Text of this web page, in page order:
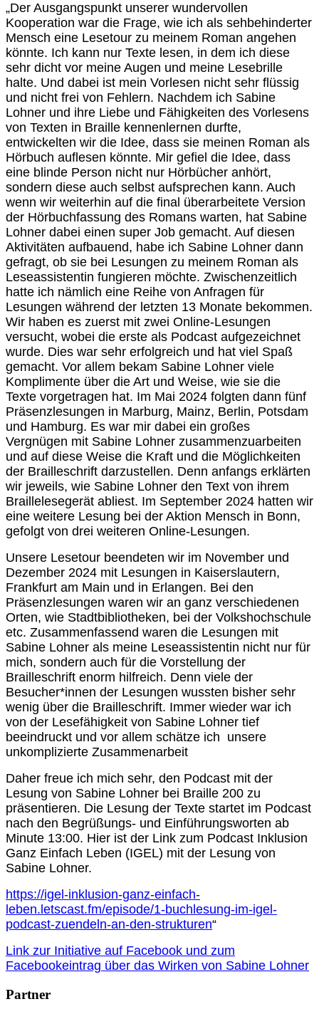
„Der Ausgangspunkt unserer wundervollen
Kooperation war die Frage, wie ich als sehbehinderter
Mensch eine Lesetour zu meinem Roman angehen
könnte. Ich kann nur Texte lesen, in dem ich diese
sehr dicht vor meine Augen und meine Lesebrille
halte. Und dabei ist mein Vorlesen nicht sehr flüssig
und nicht frei von Fehlern. Nachdem ich Sabine
Lohner und ihre Liebe und Fähigkeiten des Vorlesens
von Texten in Braille kennenlernen durfte,
entwickelten wir die Idee, dass sie meinen Roman als
Hörbuch auflesen könnte. Mir gefiel die Idee, dass
eine blinde Person nicht nur Hörbücher anhört,
sondern diese auch selbst aufsprechen kann. Auch
wenn wir weiterhin auf die final überarbeitete Version
der Hörbuchfassung des Romans warten, hat Sabine
Lohner dabei einen super Job gemacht. Auf diesen
Aktivitäten aufbauend, habe ich Sabine Lohner dann
gefragt, ob sie bei Lesungen zu meinem Roman als
Leseassistentin fungieren möchte. Zwischenzeitlich
hatte ich nämlich eine Reihe von Anfragen für
Lesungen während der letzten 13 Monate bekommen.
Wir haben es zuerst mit zwei Online-Lesungen
versucht, wobei die erste als Podcast aufgezeichnet
wurde. Dies war sehr erfolgreich und hat viel Spaß
gemacht. Vor allem bekam Sabine Lohner viele
Komplimente über die Art und Weise, wie sie die
Texte vorgetragen hat. Im Mai 2024 folgten dann fünf
Präsenzlesungen in Marburg, Mainz, Berlin, Potsdam
und Hamburg. Es war mir dabei ein großes
Vergnügen mit Sabine Lohner zusammenzuarbeiten
und auf diese Weise die Kraft und die Möglichkeiten
der Brailleschrift darzustellen. Denn anfangs erklärten
wir jeweils, wie Sabine Lohner den Text von ihrem
Braillelesegerät abliest. Im September 2024 hatten wir
eine weitere Lesung bei der Aktion Mensch in Bonn,
gefolgt von drei weiteren Online-Lesungen.
Unsere Lesetour beendeten wir im November und
Dezember 2024 mit Lesungen in Kaiserslautern,
Frankfurt am Main und in Erlangen. Bei den
Präsenzlesungen waren wir an ganz verschiedenen
Orten, wie Stadtbibliotheken, bei der Volkshochschule
etc. Zusammenfassend waren die Lesungen mit
Sabine Lohner als meine Leseassistentin nicht nur für
mich, sondern auch für die Vorstellung der
Brailleschrift enorm hilfreich. Denn viele der
Besucher*innen der Lesungen wussten bisher sehr
wenig über die Brailleschrift. Immer wieder war ich
von der Lesefähigkeit von Sabine Lohner tief
beeindruckt und vor allem schätze ich unsere
unkomplizierte Zusammenarbeit
Daher freue ich mich sehr, den Podcast mit der
Lesung von Sabine Lohner bei Braille 200 zu
präsentieren. Die Lesung der Texte startet im Podcast
nach den Begrüßungs- und Einführungsworten ab
Minute 13:00. Hier ist der Link zum Podcast Inklusion
Ganz Einfach Leben (IGEL) mit der Lesung von
Sabine Lohner.
https://igel-inklusion-ganz-einfach-
leben.letscast.fm/episode/1-buchlesung-im-igel-
podcast-zuendeln-an-den-strukturen“
Link zur Initiative auf Facebook und zum
Facebookeintrag über das Wirken von Sabine Lohner
Partner